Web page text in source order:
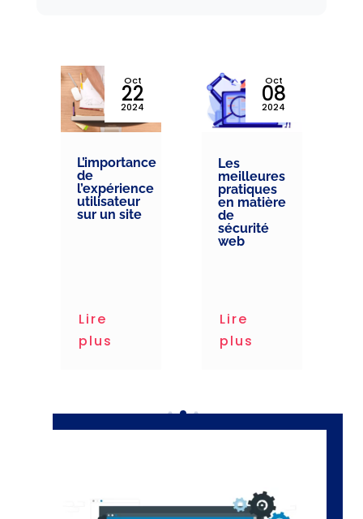
Oct
22
2024
L’importance
de
l’expérience
utilisateur
sur un site
Lire
plus
Oct
08
2024
Les
meilleures
pratiques
en matière
de
sécurité
web
Lire
plus